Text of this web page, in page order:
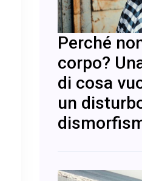
Perché
corpo?
di cosa
un